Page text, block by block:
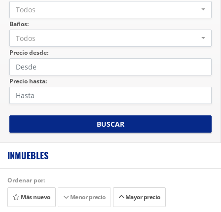
Todos
Baños:
Todos
Precio desde:
Precio hasta:
BUSCAR
INMUEBLES
Ordenar por:
Más nuevo
Menor precio Mayor precio